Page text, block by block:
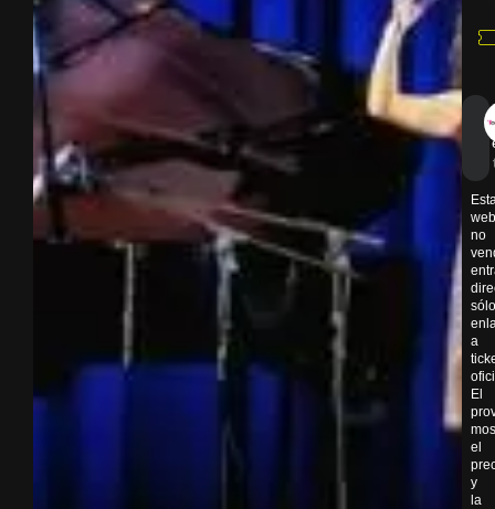
web
no
sólo
a
El
el
y
la